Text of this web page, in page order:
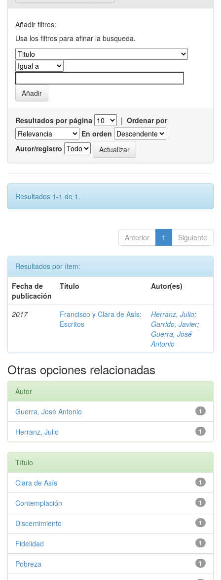
Añadir filtros:
Usa los filtros para afinar la busqueda.
Resultados por página | Ordenar por
En orden
Autor/registro
Resultados 1-1 de 1.
Anterior 1 Siguiente
Resultados por ítem:
Fecha de
publicación
Título Autor(es)
2017
Francisco y Clara de Asís:
Escritos
Herranz, Julio;
Garrido, Javier;
Guerra, José
Antonio
Otras opciones relacionadas
Autor
1
Guerra, José Antonio
1
Herranz, Julio
Título
1
Clara de Asís
1
Contemplación
1
Discernimiento
1
Fidelidad
1
Pobreza